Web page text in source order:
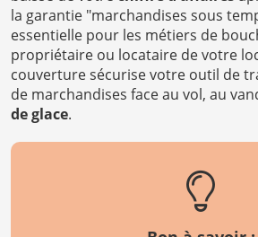
la garantie "marchandises sous
essentielle pour les métiers de
propriétaire ou locataire de votre
couverture sécurise votre outil de
de marchandises face au vol, au
de glace.